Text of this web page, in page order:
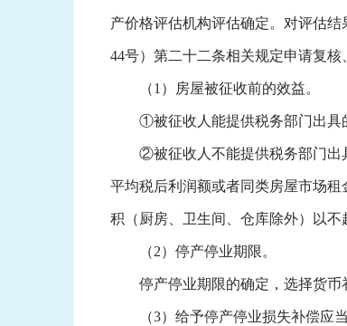
产价格评估机构评估确定。对评估
44号）第二十二条相关规定申请复核
（1）房屋被征收前的效益。
①被征收人能提供税务部门出具的
②被征收人不能提供税务部门出具
平均税后利润额或者同类房屋市场
积（厨房、卫生间、仓库除外）以不
（2）停产停业期限。
停产停业期限的确定，选择货币补
（3）给予停产停业损失补偿应当